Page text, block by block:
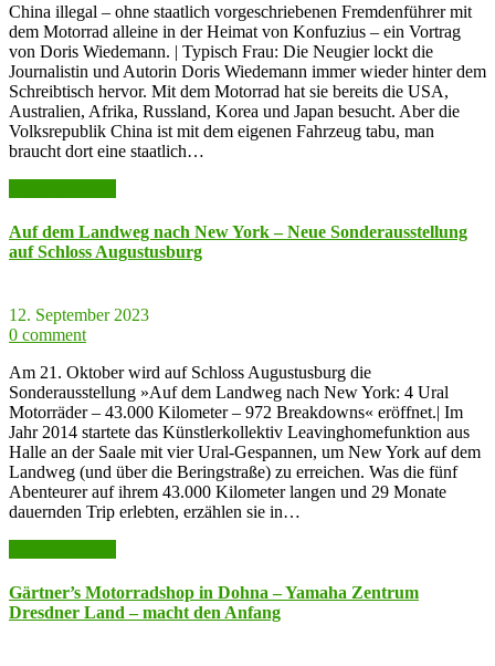
China illegal – ohne staatlich vorgeschriebenen Fremdenführer mit
dem Motorrad alleine in der Heimat von Konfuzius – ein Vortrag
von Doris Wiedemann. | Typisch Frau: Die Neugier lockt die
Journalistin und Autorin Doris Wiedemann immer wieder hinter dem
Schreibtisch hervor. Mit dem Motorrad hat sie bereits die USA,
Australien, Afrika, Russland, Korea und Japan besucht. Aber die
Volksrepublik China ist mit dem eigenen Fahrzeug tabu, man
braucht dort eine staatlich…
Auf dem Landweg nach New York – Neue Sonderausstellung
auf Schloss Augustusburg
12. September 2023
0 comment
Am 21. Oktober wird auf Schloss Augustusburg die
Sonderausstellung »Auf dem Landweg nach New York: 4 Ural
Motorräder – 43.000 Kilometer – 972 Breakdowns« eröffnet.| Im
Jahr 2014 startete das Künstlerkollektiv Leavinghomefunktion aus
Halle an der Saale mit vier Ural-Gespannen, um New York auf dem
Landweg (und über die Beringstraße) zu erreichen. Was die fünf
Abenteurer auf ihrem 43.000 Kilometer langen und 29 Monate
dauernden Trip erlebten, erzählen sie in…
Gärtner’s Motorradshop in Dohna – Yamaha Zentrum
Dresdner Land – macht den Anfang